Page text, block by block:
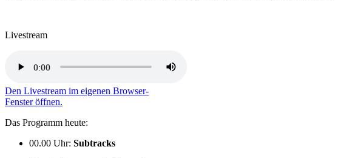
Livestream
Den Livestream im eigenen Browser-
Fenster öffnen.
Das Programm heute:
00.00 Uhr: Subtracks